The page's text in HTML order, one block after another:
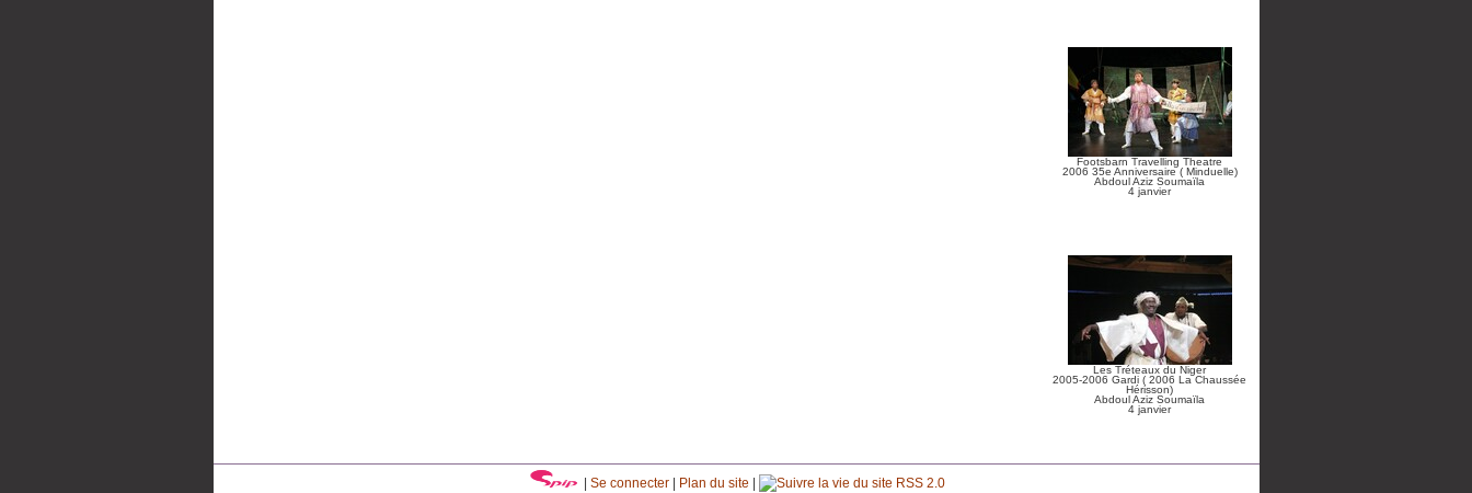
Footsbarn Travelling Theatre
2006 35e Anniversaire ( Minduelle)
Abdoul Aziz Soumaïla
4 janvier
Les Tréteaux du Niger
2005-2006 Gardi ( 2006 La Chaussée
Hérisson)
Abdoul Aziz Soumaïla
4 janvier
Se connecter| Plan du site RSS 2.0